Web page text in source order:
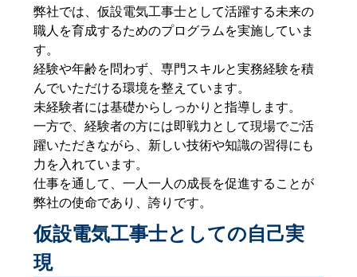
弊社では、仮設電気工事士として活躍する未来の
職人を育成するためのプログラムを実施していま
す。
経験や年齢を問わず、専門スキルと実務経験を積
んでいただける環境を整えています。
未経験者には基礎からしっかりと指導します。
一方で、経験者の方には即戦力として現場でご活
躍いただきながら、新しい技術や知識の習得にも
力を入れています。
仕事を通して、一人一人の成長を促進することが
弊社の使命であり、誇りです。
仮設電気工事士としての自己実
現